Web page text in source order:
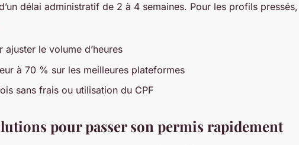
délai administratif de 2 à 4 semaines. Pour les profils pressés,
le volume d’heures
à 70 % sur les meilleures plateformes
sans frais ou utilisation du CPF
pour passer son permis rapidement